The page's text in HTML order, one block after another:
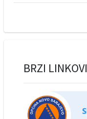
BRZI LINKOVI